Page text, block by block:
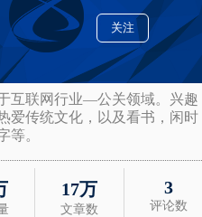
关注
互联网行业—公关领域。兴趣
爱传统文化，以及看书，闲时
等。
17万
文章数
3
评论数